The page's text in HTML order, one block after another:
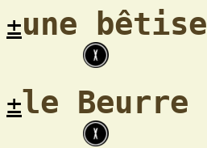
±une bêtise
±le Beurre